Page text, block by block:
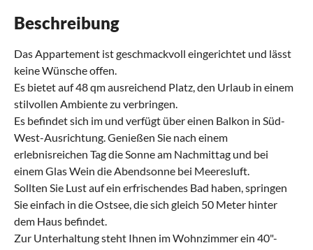
Beschreibung
Das Appartement ist geschmackvoll eingerichtet und lässt
keine Wünsche offen.
Es bietet auf 48 qm ausreichend Platz, den Urlaub in einem
stilvollen Ambiente zu verbringen.
Es befindet sich im und verfügt über einen Balkon in Süd-
West-Ausrichtung. Genießen Sie nach einem
erlebnisreichen Tag die Sonne am Nachmittag und bei
einem Glas Wein die Abendsonne bei Meeresluft.
Sollten Sie Lust auf ein erfrischendes Bad haben, springen
Sie einfach in die Ostsee, die sich gleich 50 Meter hinter
dem Haus befindet.
Zur Unterhaltung steht Ihnen im Wohnzimmer ein 40"-